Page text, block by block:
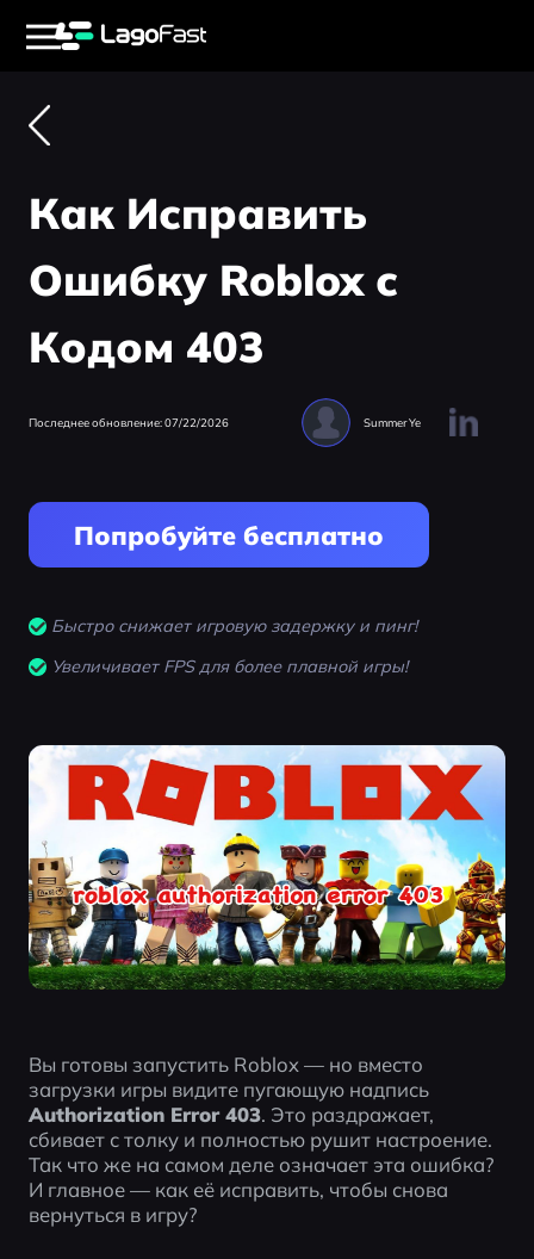
Как Исправить
Ошибку Roblox с
Кодом 403
Последнее обновление: 07/22/2026 Summer Ye
Попробуйте бесплатно
Быстро снижает игровую задержку и пинг!
Увеличивает FPS для более плавной игры!
Вы готовы запустить Roblox — но вместо
загрузки игры видите пугающую надпись
Authorization Error 403. Это раздражает,
сбивает с толку и полностью рушит настроение.
Так что же на самом деле означает эта ошибка?
И главное — как её исправить, чтобы снова
вернуться в игру?